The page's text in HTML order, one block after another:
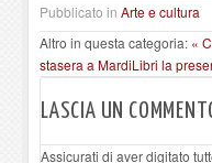
Pubblicato in Arte e cultura
Altro in questa categoria: «
stasera a MardiLibri la
LASCIA UN
Assicurati di aver digitato